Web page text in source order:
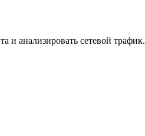
и анализировать сетевой трафик.